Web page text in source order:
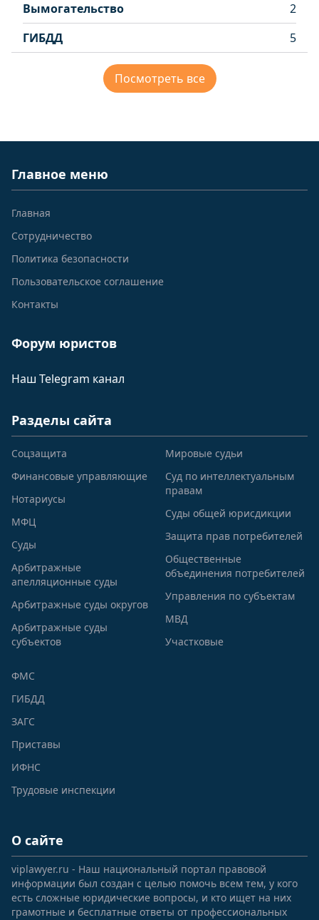
Вымогательство
2
ГИБДД
5
Посмотреть все
Главное меню
Главная
Сотрудничество
Политика безопасности
Пользовательское соглашение
Контакты
Форум юристов
Наш Telegram канал
Разделы сайта
Соцзащита
Финансовые управляющие
Нотариусы
МФЦ
Суды
Арбитражные
апелляционные суды
Арбитражные суды округов
Арбитражные суды
субъектов
Мировые судьи
Суд по интеллектуальным
правам
Суды общей юрисдикции
Защита прав потребителей
Общественные
объединения потребителей
Управления по субъектам
МВД
Участковые
ФМС
ГИБДД
ЗАГС
Приставы
ИФНС
Трудовые инспекции
О сайте
viplawyer.ru - Наш национальный портал правовой
информации был создан с целью помочь всем тем, у кого
есть сложные юридические вопросы, и кто ищет на них
грамотные и бесплатные ответы от профессиональных